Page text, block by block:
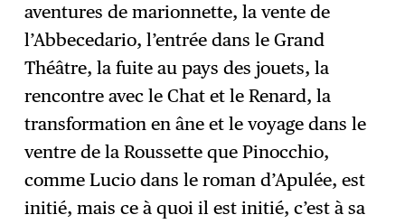
aventures de marionnette, la vente de
l’Abbecedario, l’entrée dans le Grand
Théâtre, la fuite au pays des jouets, la
rencontre avec le Chat et le Renard, la
transformation en âne et le voyage dans le
ventre de la Roussette que Pinocchio,
comme Lucio dans le roman d’Apulée, est
initié, mais ce à quoi il est initié, c’est à sa